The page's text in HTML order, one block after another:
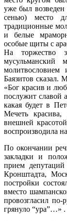
уже был
сенью) место
традиционные
и белые
особые щиты с
На торжество
мусульманский
Баязитов сказал.
«Бог красив и
послужит славой
какая будет в
Мечеть
внешней
воспроизводила
По окончании
закладки и
прием
Кронштадта,
постройки
вместо
провозгласил по-
грянуло “ура”…» .